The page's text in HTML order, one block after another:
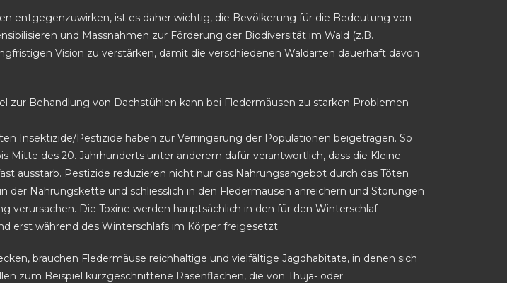
entgegenzuwirken, ist es daher wichtig, die Bevölkerung für die Bedeutung von
und Massnahmen zur Förderung der Biodiversität im Wald (z.B.
Vision zu verstärken, damit die verschiedenen Waldarten dauerhaft davon
zur Behandlung von Dachstühlen kann bei Fledermäusen zu starken Problemen
Insektizide/Pestizide haben zur Verringerung der Populationen beigetragen. So
Mitte des 20. Jahrhunderts unter anderem dafür verantwortlich, dass die Kleine
ausstarb. Pestizide reduzieren nicht nur das Nahrungsangebot durch das Töten
der Nahrungskette und schliesslich in den Fledermäusen anreichern und Störungen
verursachen. Die Toxine werden hauptsächlich in den für den Winterschlaf
erst während des Winterschlafs im Körper freigesetzt.
brauchen Fledermäuse reichhaltige und vielfältige Jagdhabitate, in denen sich
zum Beispiel kurzgeschnittene Rasenflächen, die von Thuja- oder